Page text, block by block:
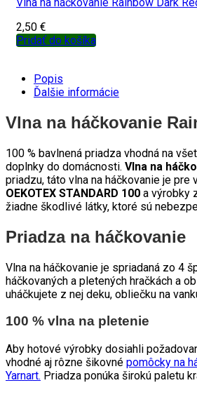
2,50 €
Pridať do košíka
Popis
Ďalšie informácie
Vlna na háčkovanie
100 % bavlnená priadza vhodná na
doplnky do domácnosti. Vlna na
priadzu, táto vlna na háčkovanie je
OEKOTEX STANDARD 100 a výrobky
žiadne škodlivé látky, ktoré sú
Priadza na háčkovanie
Vlna na háčkovanie je spriadaná zo 4
háčkovaných a pletených hračkách a
uháčkujete z nej deku, obliečku na
100 % vlna na pletenie
Aby hotové výrobky dosiahli
vhodné aj rôzne šikovné pomôcky na
Yarnart. Priadza ponúka širokú paletu